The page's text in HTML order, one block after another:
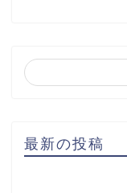
最新の投稿